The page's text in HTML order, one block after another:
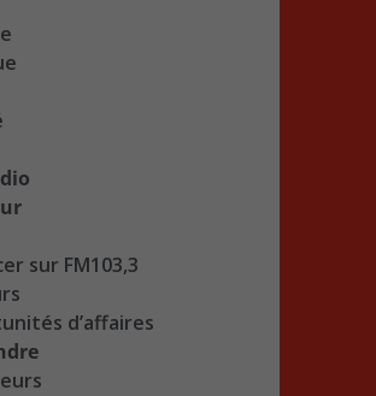
sur FM103,3
d’affaires